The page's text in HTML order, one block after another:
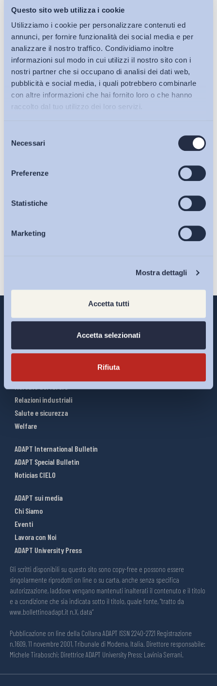
Questo sito web utilizza i cookie
Utilizziamo i cookie per personalizzare contenuti ed
annunci, per fornire funzionalità dei social media e per
analizzare il nostro traffico. Condividiamo inoltre
informazioni sul modo in cui utilizzi il nostro sito con i
nostri partner che si occupano di analisi dei dati web,
pubblicità e social media, i quali potrebbero combinarle
con altre informazioni che hai fornito loro o che hanno
raccolto dal tuo utilizzo dei loro servizi.
delNecessari
Preferenze
Statistiche
Marketing
Mostra dettagli
Accetta tutti
Accetta selezionati
Rifiuta
Bollettini ADAPT
Articoli
Osservatori
Eventi
sulla pagina della
Iscriviti
Interventi ADAPT
Relazioni industriali
Salute e sicurezza
Welfare
ADAPT International Bulletin
ADAPT Special Bulletin
Noticias CIELO
ADAPT sui media
Chi Siamo
Eventi
Lavora con Noi
ADAPT University Press
Gli scritti disponibili su questo sito sono copy-free e possono essere
singolarmente riprodotti on line o su carta, anche senza specifica
autorizzazione, laddove vengano mantenuti inalterati il contenuto e il titolo
e a condizione che sia indicata sotto il titolo, quale fonte, “tratto da
www.bollettinoadapt.it n.X, data“
Pubblicazione on line della Collana ADAPT ISSN 2240-2721 Registrazione
n.1609, 11 novembre 2001, Tribunale di Modena, Italia. Direttore responsabile:
Michele Tiraboschi; Direttrice ADAPT University Press: Lavinia Serrani.